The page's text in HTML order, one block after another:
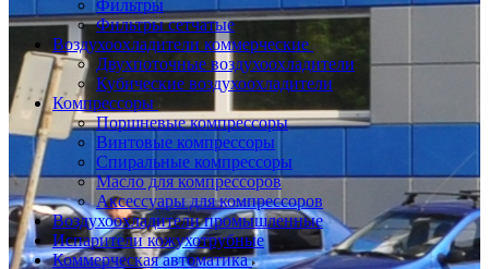
Фильтры
Фильтры сетчатые
Воздухоохладители коммерческие
Двухпоточные воздухоохладители
Кубические воздухоохладители
Компрессоры
Поршневые компрессоры
Винтовые компрессоры
Спиральные компрессоры
Масло для компрессоров
Аксессуары для компрессоров
Воздухоохладители промышленные
Испарители кожухотрубные
Коммерческая автоматика